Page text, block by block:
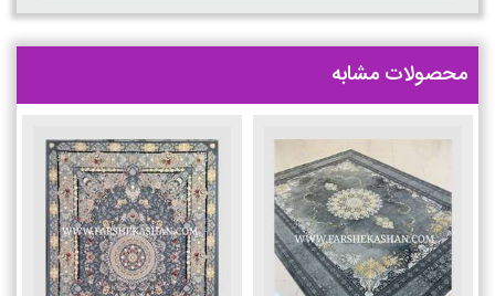
محصولات مشابه